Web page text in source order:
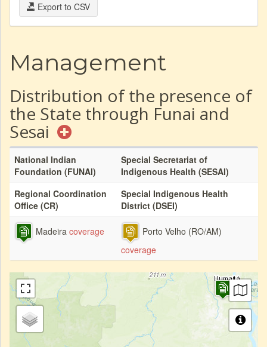
Export to CSV
Management
Distribution of the presence of
the State through Funai and
Sesai
National Indian
Foundation (FUNAI)
Special Secretariat of
Indigenous Health (SESAI)
Regional Coordination
Office (CR)
Special Indigenous Health
District (DSEI)
Madeira coverage
Porto Velho (RO/AM)
coverage